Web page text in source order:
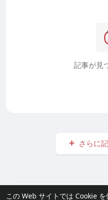
この Web サイトでは Cookie
記事が見
さらに
© 2026